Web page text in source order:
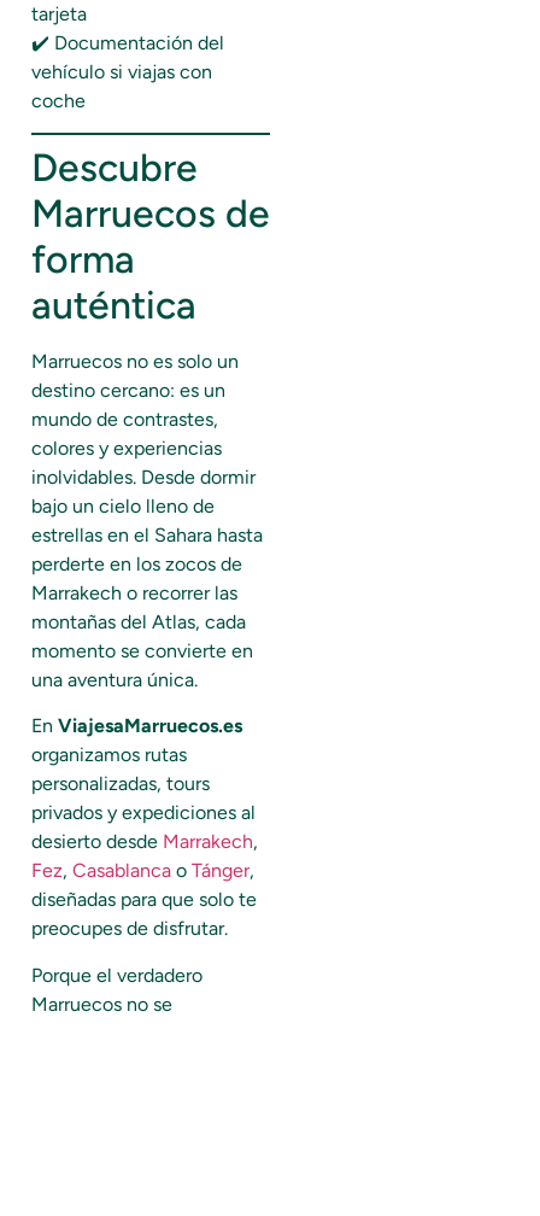
tarjeta
✔️ Documentación del
vehículo si viajas con
coche
Descubre
Marruecos de
forma
auténtica
Marruecos no es solo un
destino cercano: es un
mundo de contrastes,
colores y experiencias
inolvidables. Desde dormir
bajo un cielo lleno de
estrellas en el Sahara hasta
perderte en los zocos de
Marrakech o recorrer las
montañas del Atlas, cada
momento se convierte en
una aventura única.
En ViajesaMarruecos.es
organizamos rutas
personalizadas, tours
privados y expediciones al
desierto desde Marrakech,
Fez, Casablanca o Tánger,
diseñadas para que solo te
preocupes de disfrutar.
Porque el verdadero
Marruecos no se